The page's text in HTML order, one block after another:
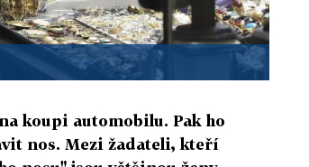
koupi automobilu. Pak ho
nos. Mezi žadateli, kteří